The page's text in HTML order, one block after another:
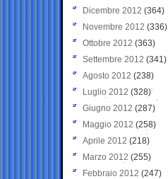
Dicembre 2012 (364)
Novembre 2012 (336)
Ottobre 2012 (363)
Settembre 2012 (341)
Agosto 2012 (238)
Luglio 2012 (328)
Giugno 2012 (287)
Maggio 2012 (258)
Aprile 2012 (218)
Marzo 2012 (255)
Febbraio 2012 (247)